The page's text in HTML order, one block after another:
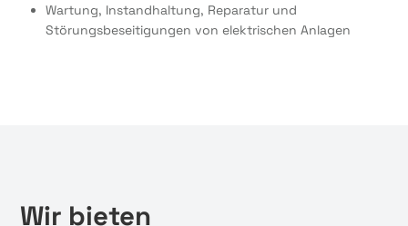
Wartung, Instandhaltung, Reparatur und
Störungsbeseitigungen von elektrischen Anlagen
Wir bieten